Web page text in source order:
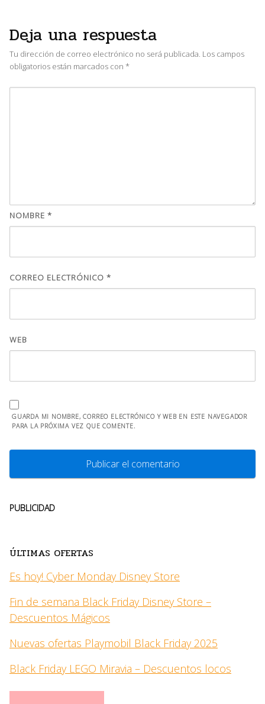
Deja una respuesta
Tu dirección de correo electrónico no será publicada. Los campos
obligatorios están marcados con *
NOMBRE *
CORREO ELECTRÓNICO *
WEB
GUARDA MI NOMBRE, CORREO ELECTRÓNICO Y WEB EN ESTE NAVEGADOR
PARA LA PRÓXIMA VEZ QUE COMENTE.
PUBLICIDAD
ÚLTIMAS OFERTAS
Es hoy! Cyber Monday Disney Store
Fin de semana Black Friday Disney Store –
Descuentos Mágicos
Nuevas ofertas Playmobil Black Friday 2025
Black Friday LEGO Miravia – Descuentos locos